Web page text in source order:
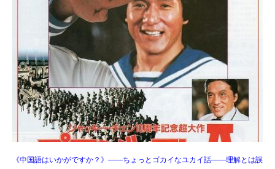
《中国語はいかがですか？》――ちょっとゴカイなユカイ話――理解とは誤